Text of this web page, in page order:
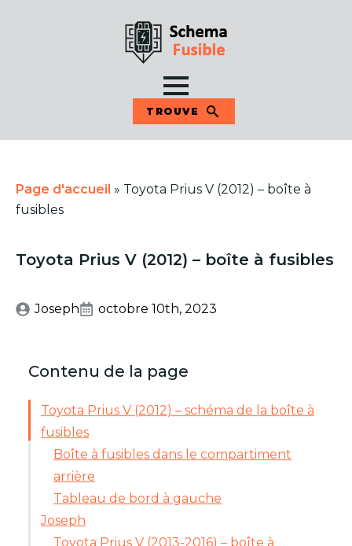
TROUVE
Page d'accueil » Toyota Prius V (2012) – boîte à
fusibles
Toyota Prius V (2012) – boîte à fusibles
Joseph octobre 10th, 2023
Contenu de la page
Toyota Prius V (2012) – schéma de la boîte à
fusibles
Boîte à fusibles dans le compartiment
arrière
Tableau de bord à gauche
Joseph
Toyota Prius V (2013-2016) – boîte à